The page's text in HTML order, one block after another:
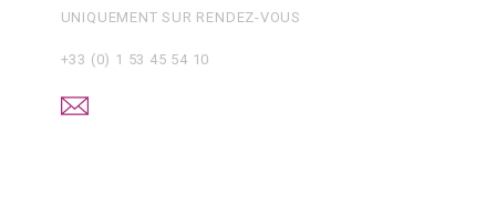
UNIQUEMENT SUR RENDEZ-VOUS
+33 (0) 1 53 45 54 10